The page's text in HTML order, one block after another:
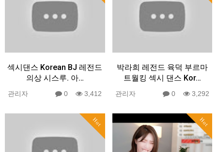
섹시댄스 Korean BJ 레전드
의상 시스루. 아…
관리자 0 3,412
박라희 레전드 육덕 부르마
트월킹 섹시 댄스 Kor…
관리자 0 3,292
Hot Hot